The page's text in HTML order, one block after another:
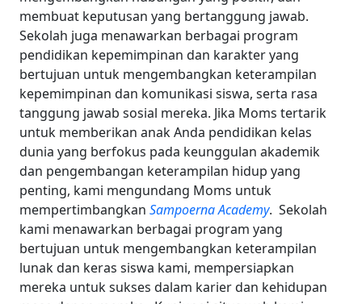
membuat keputusan yang bertanggung jawab.
Sekolah juga menawarkan berbagai program
pendidikan kepemimpinan dan karakter yang
bertujuan untuk mengembangkan keterampilan
kepemimpinan dan komunikasi siswa, serta rasa
tanggung jawab sosial mereka. Jika Moms tertarik
untuk memberikan anak Anda pendidikan kelas
dunia yang berfokus pada keunggulan akademik
dan pengembangan keterampilan hidup yang
penting, kami mengundang Moms untuk
mempertimbangkan Sampoerna Academy. Sekolah
kami menawarkan berbagai program yang
bertujuan untuk mengembangkan keterampilan
lunak dan keras siswa kami, mempersiapkan
mereka untuk sukses dalam karier dan kehidupan